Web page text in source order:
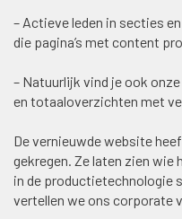
– Actieve leden in secties
die pagina’s met content
– Natuurlijk vind je ook
en totaaloverzichten met
De vernieuwde website
gekregen. Ze laten zien wie
in de productietechnologie
vertellen we ons corporate